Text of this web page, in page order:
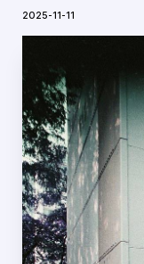
2025-11-11